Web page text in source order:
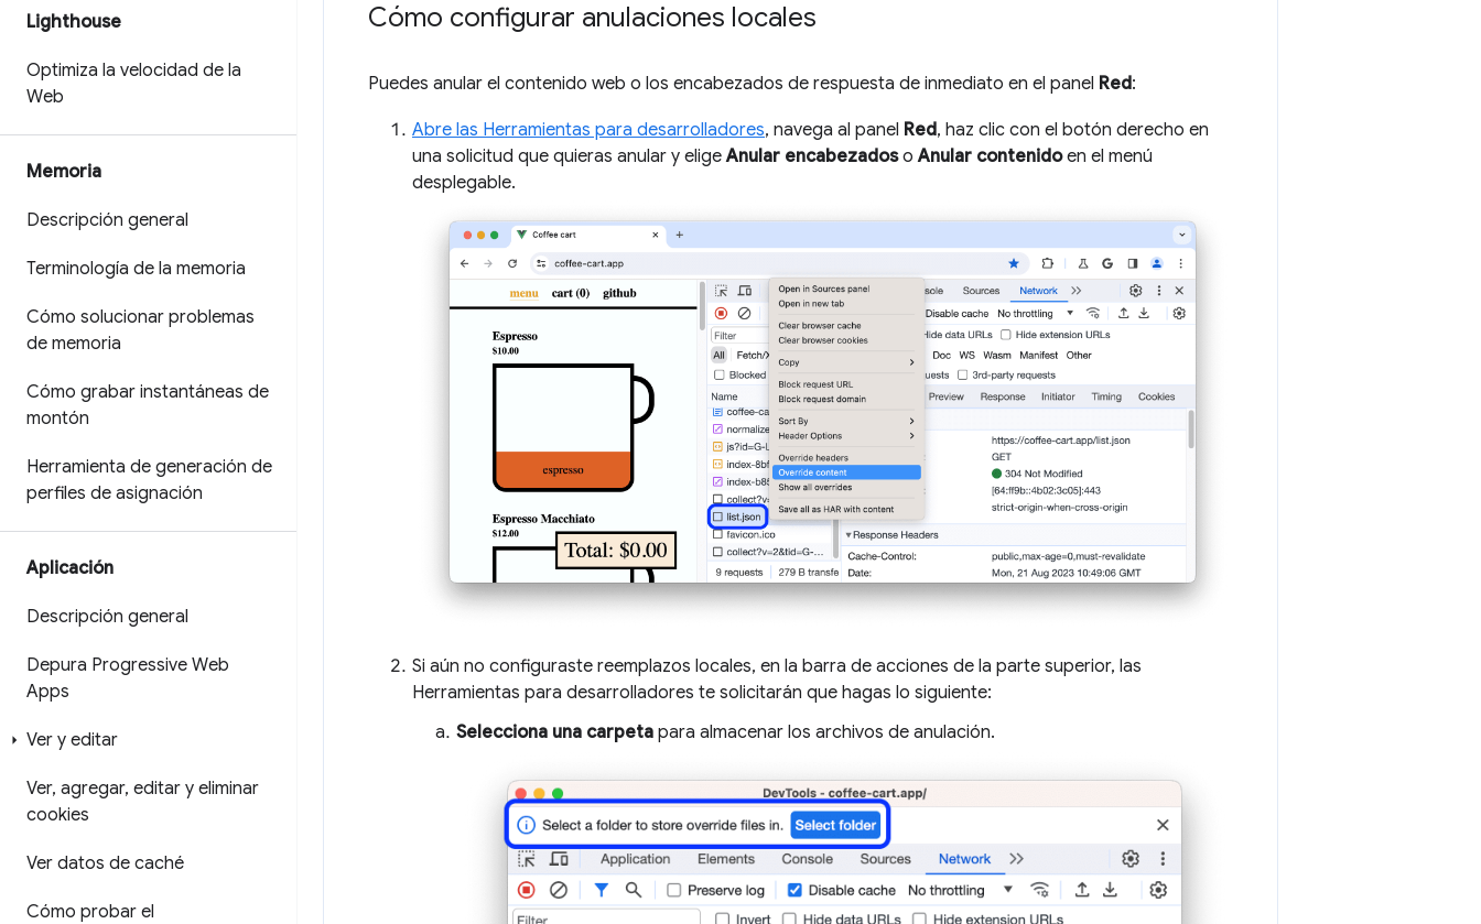
Lighthouse
Optimiza la velocidad de la
Web
Memoria
Descripción general
Terminología de la memoria
Cómo solucionar problemas
de memoria
Cómo grabar instantáneas de
montón
Herramienta de generación de
perfiles de asignación
Aplicación
Descripción general
Depura Progressive Web
Apps
Ver y editar
Ver, agregar, editar y eliminar
cookies
Ver datos de caché
Cómo probar el
Cómo configurar anulaciones locales
Puedes anular el contenido web o los encabezados de respuesta de inmediato en el panel Red:
Abre las Herramientas para desarrolladores, navega al panel Red, haz clic con el botón derecho en
una solicitud que quieras anular y eligeAnular encabezadosoAnular contenidoen el menú
desplegable.
Si aún no configuraste reemplazos locales, en la barra de acciones de la parte superior, las
Herramientas para desarrolladores te solicitarán que hagas lo siguiente:
Selecciona una carpeta para almacenar los archivos de anulación.